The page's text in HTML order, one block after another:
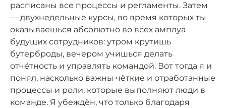
расписаны все процессы и регламенты. Затем
— двухнедельные курсы, во время которых ты
оказываешься абсолютно во всех амплуа
будущих сотрудников: утром крутишь
бутерброды, вечером учишься делать
отчётность и управлять командой. Вот тогда я и
понял, насколько важны чёткие и отработанные
процессы и роли, которые выполняют люди в
команде. Я убеждён, что только благодаря